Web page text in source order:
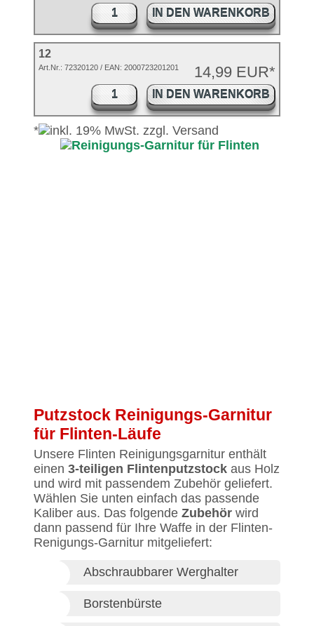
IN DEN WARENKORB
12
14,99 EUR*
Art.Nr.: 72320120 / EAN: 2000723201201
IN DEN WARENKORB
*
Putzstock Reinigungs-Garnitur
für Flinten-Läufe
Unsere Flinten Reinigungsgarnitur enthält
einen 3-teiligen Flintenputzstock aus Holz
und wird mit passendem Zubehör geliefert.
Wählen Sie unten einfach das passende
Kaliber aus. Das folgende Zubehör wird
dann passend für Ihre Waffe in der Flinten-
Renigungs-Garnitur mitgeliefert:
Abschraubbarer Werghalter
Borstenbürste